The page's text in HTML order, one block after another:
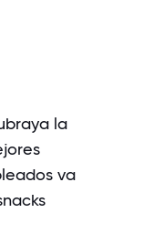
la
va